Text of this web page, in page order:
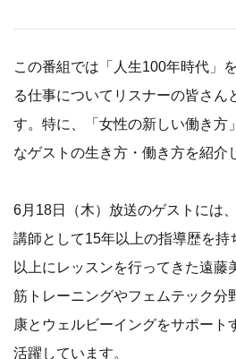
この番組では「人生100年時代」
る仕事についてリスナーの皆さん
す。特に、「女性の新しい働き方
なゲストの生き方・働き方を紹介
6月18日（木）放送のゲストには
講師として15年以上の指導歴を持
以上にレッスンを行ってきた遠藤
筋トレーニングやフェムテック分
康とウェルビーイングをサポート
活躍しています。